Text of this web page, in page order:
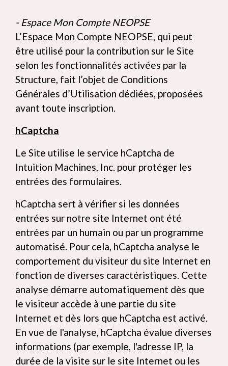
- Espace Mon Compte NEOPSE
L’Espace Mon Compte NEOPSE, qui peut
être utilisé pour la contribution sur le Site
selon les fonctionnalités activées par la
Structure, fait l’objet de Conditions
Générales d’Utilisation dédiées, proposées
avant toute inscription.
hCaptcha
Le Site utilise le service hCaptcha de
Intuition Machines, Inc. pour protéger les
entrées des formulaires.
hCaptcha sert à vérifier si les données
entrées sur notre site Internet ont été
entrées par un humain ou par un programme
automatisé. Pour cela, hCaptcha analyse le
comportement du visiteur du site Internet en
fonction de diverses caractéristiques. Cette
analyse démarre automatiquement dès que
le visiteur accède à une partie du site
Internet et dès lors que hCaptcha est activé.
En vue de l'analyse, hCaptcha évalue diverses
informations (par exemple, l'adresse IP, la
durée de la visite sur le site Internet ou les